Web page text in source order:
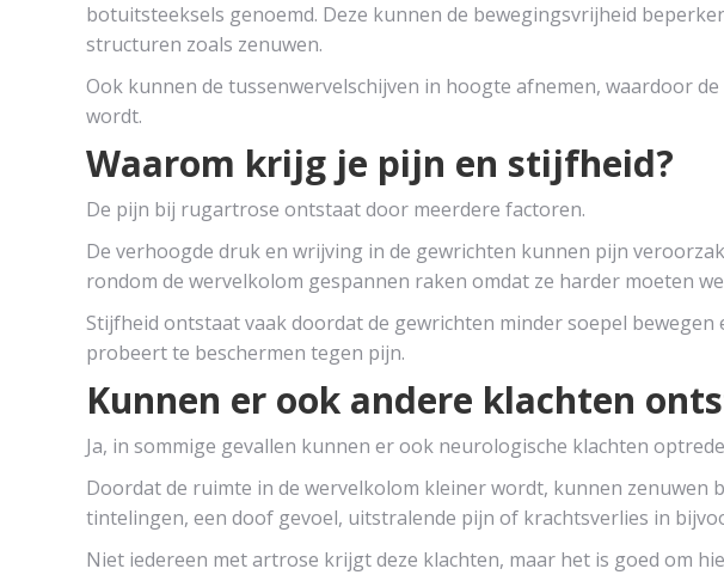
botuitsteeksels genoemd. Deze kunnen de bewegingsvrijheid
structuren zoals zenuwen.
Ook kunnen de tussenwervelschijven in hoogte afnemen, waardoor
wordt.
Waarom krijg je pijn en stijfheid?
De pijn bij rugartrose ontstaat door meerdere factoren.
De verhoogde druk en wrijving in de gewrichten kunnen pijn
rondom de wervelkolom gespannen raken omdat ze harder moeten
Stijfheid ontstaat vaak doordat de gewrichten minder soepel bewegen
probeert te beschermen tegen pijn.
Kunnen er ook andere klachten
Ja, in sommige gevallen kunnen er ook neurologische klachten
Doordat de ruimte in de wervelkolom kleiner wordt, kunnen zenuwen
tintelingen, een doof gevoel, uitstralende pijn of krachtsverlies in
Niet iedereen met artrose krijgt deze klachten, maar het is goed om